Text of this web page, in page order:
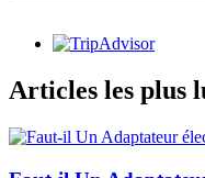
Articles les plus